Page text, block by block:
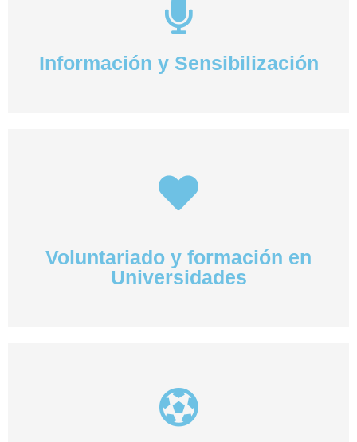
Información y Sensibilización
Voluntariado y formación en
Universidades